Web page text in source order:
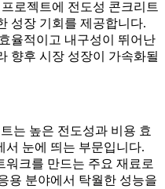
로젝트에 전도성 콘크리트
성장 기회를 제공합니다.
율적이고 내구성이 뛰어난
향후 시장 성장이 가속화될
는 높은 전도성과 비용 효
서 눈에 띄는 부문입니다.
워크를 만드는 주요 재료로
용 분야에서 탁월한 성능을